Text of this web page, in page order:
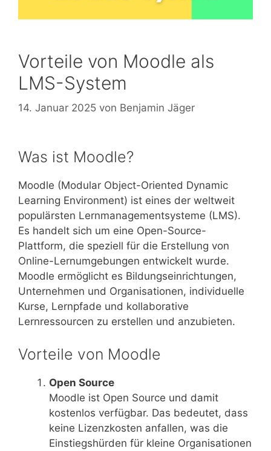
Vorteile von Moodle als
LMS-System
14. Januar 2025 von Benjamin Jäger
Was ist Moodle?
Moodle (Modular Object-Oriented Dynamic
Learning Environment) ist eines der weltweit
populärsten Lernmanagementsysteme (LMS).
Es handelt sich um eine Open-Source-
Plattform, die speziell für die Erstellung von
Online-Lernumgebungen entwickelt wurde.
Moodle ermöglicht es Bildungseinrichtungen,
Unternehmen und Organisationen, individuelle
Kurse, Lernpfade und kollaborative
Lernressourcen zu erstellen und anzubieten.
Vorteile von Moodle
Open Source
Moodle ist Open Source und damit
kostenlos verfügbar. Das bedeutet, dass
keine Lizenzkosten anfallen, was die
Einstiegshürden für kleine Organisationen